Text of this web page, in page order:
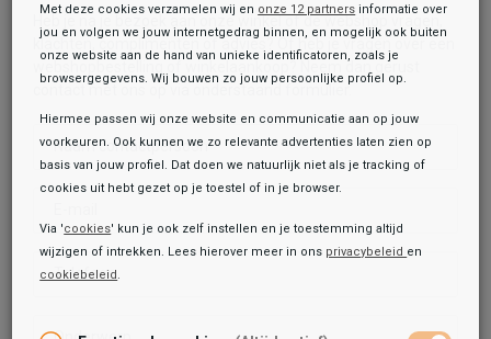
Heb je na je bezoek aan onze winkel of de webshop vragen,
klachten, complimenten of advies? Of heb je vragen over een
webshopbestelling of winkelaankoop? Neem dan gerust
contact met ons op via onderstaand formulier.
Naam contactpersoon
Telefoon
Met deze cookies verzamelen wij en onze 12 partners informatie over
jou en volgen we jouw internetgedrag binnen, en mogelijk ook buiten
onze website aan de hand van unieke identificatoren, zoals je
browsergegevens. Wij bouwen zo jouw persoonlijke profiel op.
Hiermee passen wij onze website en communicatie aan op jouw
voorkeuren. Ook kunnen we zo relevante advertenties laten zien op
basis van jouw profiel. Dat doen we natuurlijk niet als je tracking of
cookies uit hebt gezet op je toestel of in je browser.
Via 'cookies' kun je ook zelf instellen en je toestemming altijd
wijzigen of intrekken. Lees hierover meer in ons privacybeleid en
cookiebeleid.